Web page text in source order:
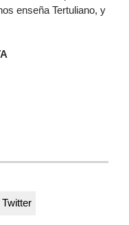
enseña Tertuliano, y
Twitter